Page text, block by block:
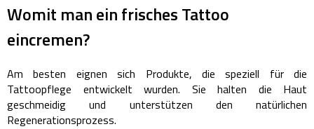
Womit man ein frisches Tattoo
eincremen?
Am besten eignen sich Produkte, die speziell für die
Tattoopflege entwickelt wurden. Sie halten die Haut
geschmeidig und unterstützen den natürlichen
Regenerationsprozess.